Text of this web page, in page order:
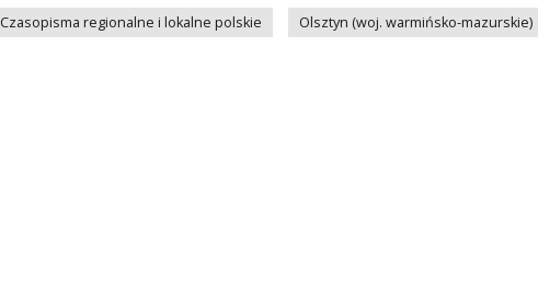
Czasopisma regionalne i lokalne polskie
Olsztyn (woj. warmińsko-mazurskie)